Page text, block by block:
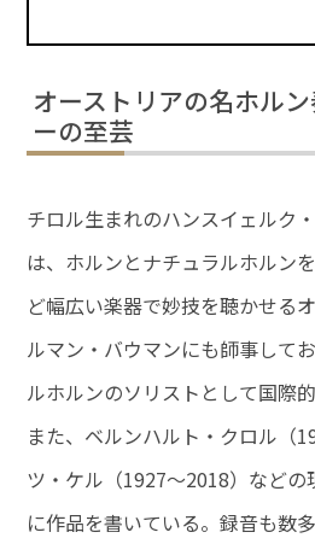
オーストリアの名ホル
ーの至芸
チロル生まれのハンスイェルク
は、ホルンとナチュラルホルン
ど幅広い楽器で妙技を聴かせる
ルマン・バウマンにも師事して
ルホルンのソリストとして国際
また、ベルンハルト・クロル（
ツ・ケル（1927～2018）などの
に作品を書いている。録音も数